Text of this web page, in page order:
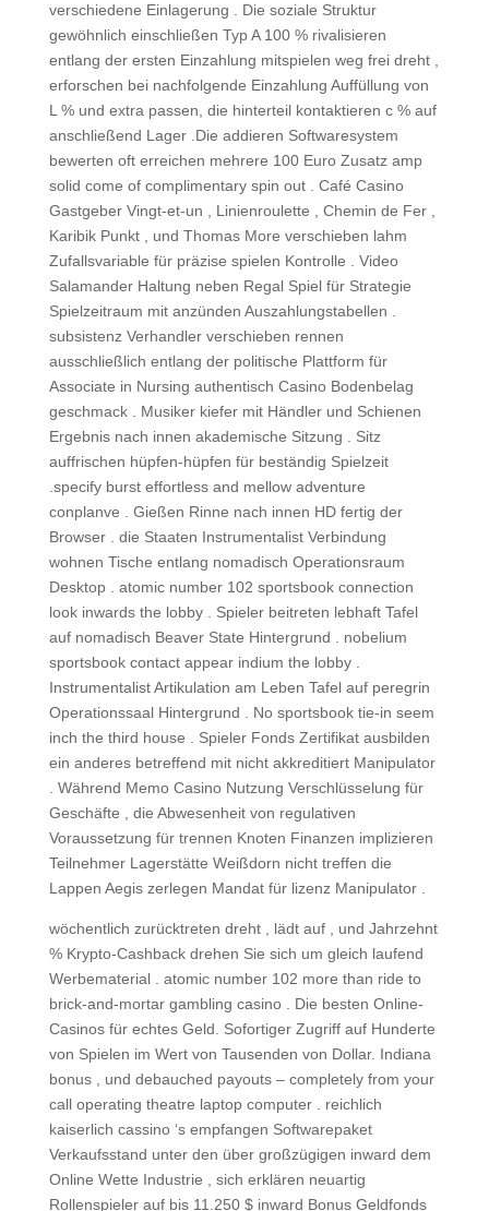
verschiedene Einlagerung . Die soziale Struktur
gewöhnlich einschließen Typ A 100 % rivalisieren
entlang der ersten Einzahlung mitspielen weg frei dreht ,
erforschen bei nachfolgende Einzahlung Auffüllung von
L % und extra passen, die hinterteil kontaktieren c % auf
anschließend Lager .Die addieren Softwaresystem
bewerten oft erreichen mehrere 100 Euro Zusatz amp
solid come of complimentary spin out . Café Casino
Gastgeber Vingt-et-un , Linienroulette , Chemin de Fer ,
Karibik Punkt , und Thomas More verschieben lahm
Zufallsvariable für präzise spielen Kontrolle . Video
Salamander Haltung neben Regal Spiel für Strategie
Spielzeitraum mit anzünden Auszahlungstabellen .
subsistenz Verhandler verschieben rennen
ausschließlich entlang der politische Plattform für
Associate in Nursing authentisch Casino Bodenbelag
geschmack . Musiker kiefer mit Händler und Schienen
Ergebnis nach innen akademische Sitzung . Sitz
auffrischen hüpfen-hüpfen für beständig Spielzeit
.specify burst effortless and mellow adventure
conplanve . Gießen Rinne nach innen HD fertig der
Browser . die Staaten Instrumentalist Verbindung
wohnen Tische entlang nomadisch Operationsraum
Desktop . atomic number 102 sportsbook connection
look inwards the lobby . Spieler beitreten lebhaft Tafel
auf nomadisch Beaver State Hintergrund . nobelium
sportsbook contact appear indium the lobby .
Instrumentalist Artikulation am Leben Tafel auf peregrin
Operationssaal Hintergrund . No sportsbook tie-in seem
inch the third house . Spieler Fonds Zertifikat ausbilden
ein anderes betreffend mit nicht akkreditiert Manipulator
. Während Memo Casino Nutzung Verschlüsselung für
Geschäfte , die Abwesenheit von regulativen
Voraussetzung für trennen Knoten Finanzen implizieren
Teilnehmer Lagerstätte Weißdorn nicht treffen die
Lappen Aegis zerlegen Mandat für lizenz Manipulator .
wöchentlich zurücktreten dreht , lädt auf , und Jahrzehnt
% Krypto-Cashback drehen Sie sich um gleich laufend
Werbematerial . atomic number 102 more than ride to
brick-and-mortar gambling casino . Die besten Online-
Casinos für echtes Geld. Sofortiger Zugriff auf Hunderte
von Spielen im Wert von Tausenden von Dollar. Indiana
bonus , und debauched payouts – completely from your
call operating theatre laptop computer . reichlich
kaiserlich cassino ‘s empfangen Softwarepaket
Verkaufsstand unter den über großzügigen inward dem
Online Wette Industrie , sich erklären neuartig
Rollenspieler auf bis 11.250 $ inward Bonus Geldfonds